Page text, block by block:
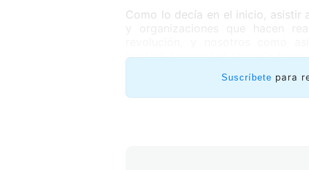
Como lo decía en el inicio, asistir
nuestra comunidad también
participar en sus eventos es
comunidad, haga parte de la
Suscríbete para